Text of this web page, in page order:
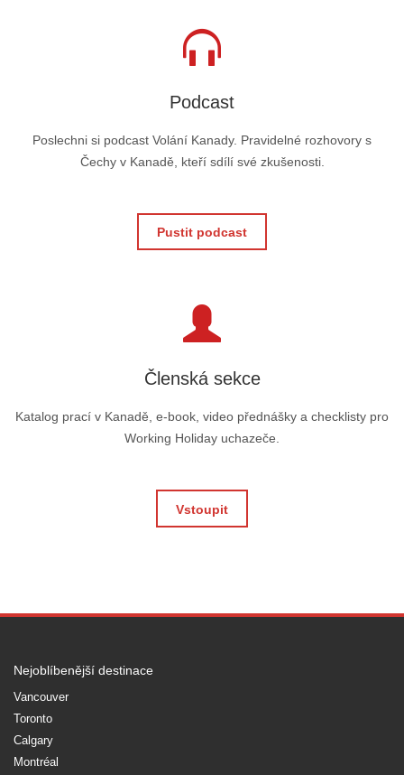
Podcast
Poslechni si podcast Volání Kanady. Pravidelné rozhovory s
Čechy v Kanadě, kteří sdílí své zkušenosti.
Pustit podcast
Členská sekce
Katalog prací v Kanadě, e-book, video přednášky a checklisty pro
Working Holiday uchazeče.
Vstoupit
Nejoblíbenější destinace
Vancouver
Toronto
Calgary
Montréal